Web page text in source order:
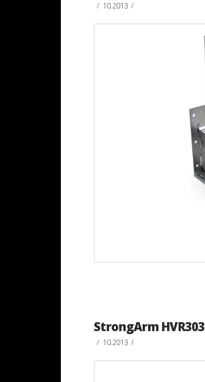
10.2013
StrongArm HVR303
10.2013